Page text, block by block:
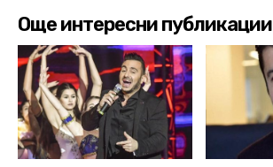
Още интересни публикации